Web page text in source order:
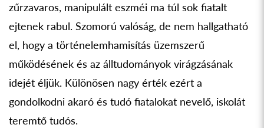
zűrzavaros, manipulált eszméi ma túl sok fiatalt
ejtenek rabul. Szomorú valóság, de nem hallgatható
el, hogy a történelemhamisítás üzemszerű
működésének és az álltudományok virágzásának
idejét éljük. Különösen nagy érték ezért a
gondolkodni akaró és tudó fiatalokat nevelő, iskolát
teremtő tudós.